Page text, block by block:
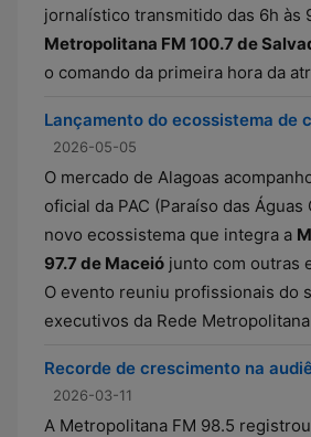
jornalístico transmitido das 6h às
Metropolitana FM 100.7 de
o comando da primeira hora da
Lançamento do ecossistema de
2026-05-05
O mercado de Alagoas
oficial da PAC (Paraíso das Águas
novo ecossistema que integra a
97.7 de Maceió junto com outras
O evento reuniu profissionais do
executivos da Rede
Recorde de crescimento na
2026-03-11
A Metropolitana FM 98.5